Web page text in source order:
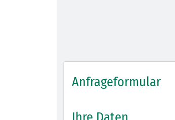
Anfrageformular